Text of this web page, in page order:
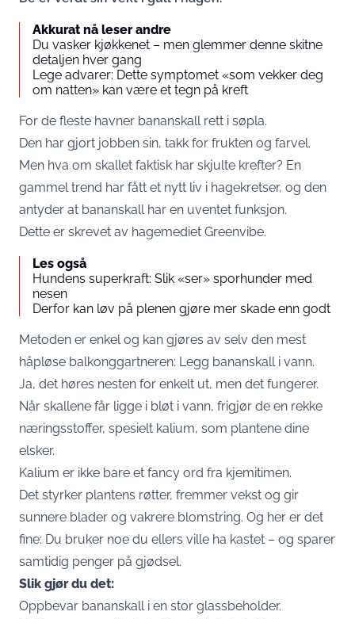
Akkurat nå leser andre
Du vasker kjøkkenet – men glemmer denne skitne
detaljen hver gang
Lege advarer: Dette symptomet «som vekker deg
om natten» kan være et tegn på kreft
For de fleste havner bananskall rett i søpla.
Den har gjort jobben sin, takk for frukten og farvel.
Men hva om skallet faktisk har skjulte krefter? En
gammel trend har fått et nytt liv i hagekretser, og den
antyder at bananskall har en uventet funksjon.
Dette er skrevet av hagemediet Greenvibe.
Les også
Hundens superkraft: Slik «ser» sporhunder med
nesen
Derfor kan løv på plenen gjøre mer skade enn godt
Metoden er enkel og kan gjøres av selv den mest
håpløse balkonggartneren: Legg bananskall i vann.
Ja, det høres nesten for enkelt ut, men det fungerer.
Når skallene får ligge i bløt i vann, frigjør de en rekke
næringsstoffer, spesielt kalium, som plantene dine
elsker.
Kalium er ikke bare et fancy ord fra kjemitimen.
Det styrker plantens røtter, fremmer vekst og gir
sunnere blader og vakrere blomstring. Og her er det
fine: Du bruker noe du ellers ville ha kastet – og sparer
samtidig penger på gjødsel.
Slik gjør du det:
Oppbevar bananskall i en stor glassbeholder.